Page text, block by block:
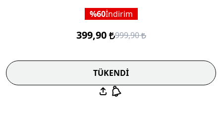
60İndirim
399,90 999,90
TÜKENDİ